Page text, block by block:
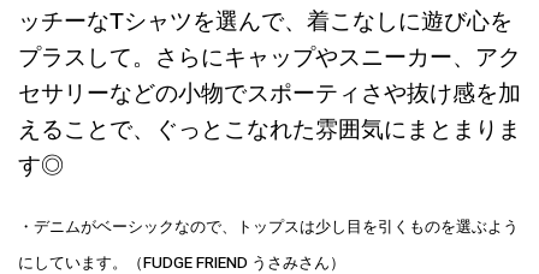
ッチーなTシャツを選んで、着こなしに遊び心を
プラスして。さらにキャップやスニーカー、アク
セサリーなどの小物でスポーティさや抜け感を加
えることで、ぐっとこなれた雰囲気にまとまりま
す◎
・デニムがベーシックなので、トップスは少し目を引くものを選ぶよう
にしています。（FUDGE FRIEND うさみさん）